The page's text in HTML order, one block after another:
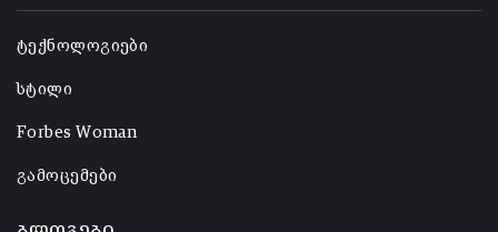
ტექნოლოგიები
სტილი
Forbes Woman
გამოცემები